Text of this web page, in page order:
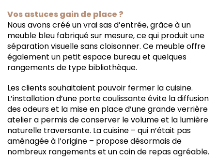
Vos astuces gain de place ?
Nous avons créé un vrai sas d’entrée, grâce à un
meuble bleu fabriqué sur mesure, ce qui produit une
séparation visuelle sans cloisonner. Ce meuble offre
également un petit espace bureau et quelques
rangements de type bibliothèque.
Les clients souhaitaient pouvoir fermer la cuisine.
L’installation d’une porte coulissante évite la diffusion
des odeurs et la mise en place d’une grande verrière
atelier a permis de conserver le volume et la lumière
naturelle traversante. La cuisine – qui n’était pas
aménagée à l’origine – propose désormais de
nombreux rangements et un coin de repas agréable.